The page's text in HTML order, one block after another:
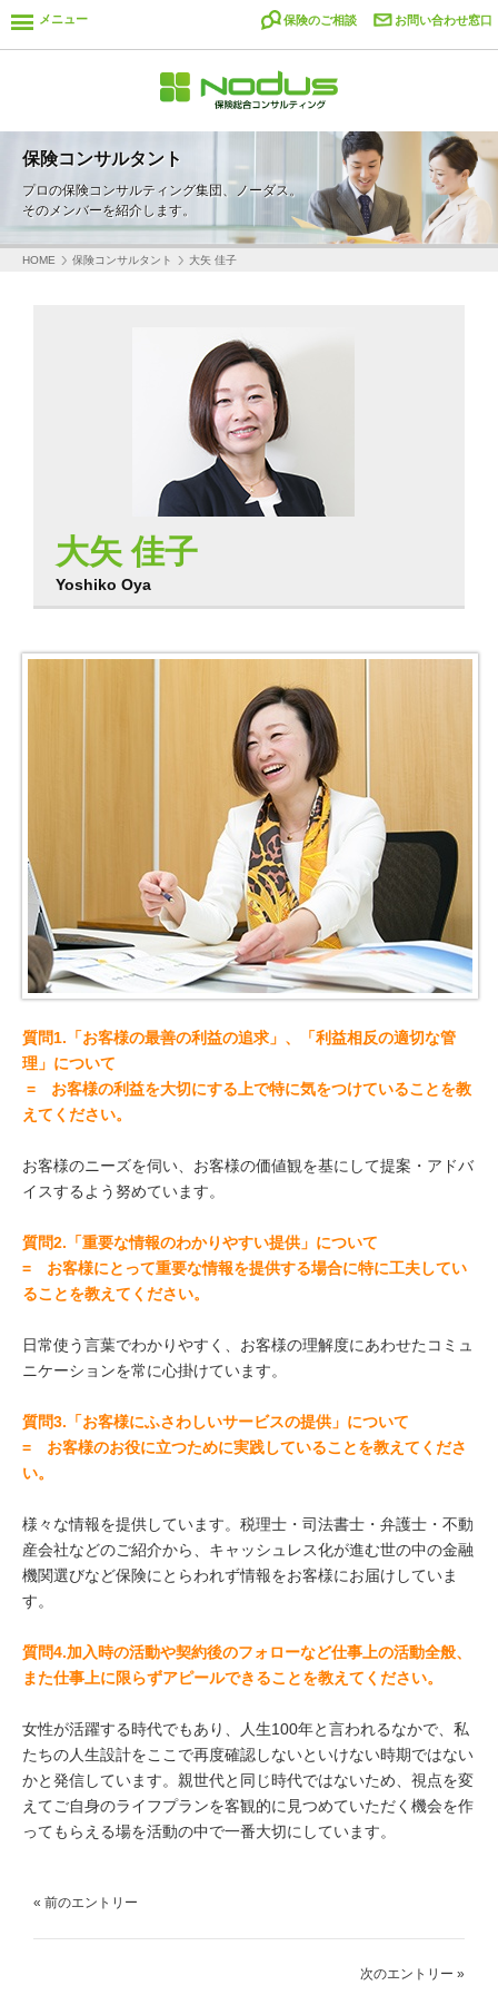
メニュー 保険のご相談 お問い合わせ窓口
保険コンサルタント
プロの保険コンサルティング集団、ノーダス。
そのメンバーを紹介します。
HOME 保険コンサルタント 大矢 佳子
大矢 佳子
Yoshiko Oya
質問1.「お客様の最善の利益の追求」、「利益相反の適切な管
理」について
= お客様の利益を大切にする上で特に気をつけていることを教
えてください。
お客様のニーズを伺い、お客様の価値観を基にして提案・アドバ
イスするよう努めています。​
質問2.「重要な情報のわかりやすい提供」について
= お客様にとって重要な情報を提供する場合に特に工夫してい
ることを教えてください。
日常使う言葉でわかりやすく、お客様の理解度にあわせたコミュ
ニケーションを常に心掛けています。
質問3.「お客様にふさわしいサービスの提供」について
= お客様のお役に立つために実践していることを教えてくださ
い。
様々な情報を提供しています。税理士・司法書士・弁護士・不動
産会社などのご紹介から、キャッシュレス化が進む世の中の金融
機関選びなど保険にとらわれず情報をお客様にお届けしていま
す。​
質問4.加入時の活動や契約後のフォローなど仕事上の活動全般、
また仕事上に限らずアピールできることを教えてください。
女性が活躍する時代でもあり、人生100年と言われるなかで、私
たちの人生設計をここで再度確認しないといけない時期ではない
かと発信しています。親世代と同じ時代ではないため、視点を変
えてご自身のライフプランを客観的に見つめていただく機会を作
ってもらえる場を活動の中で一番大切にしています。​
« 前のエントリー
次のエントリー »